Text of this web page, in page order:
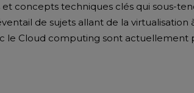
et concepts techniques clés qui sous-
de sujets allant de la virtualisation
le Cloud computing sont actuellement